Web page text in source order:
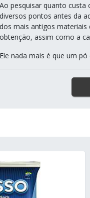
Ao pesquisar quanto
diversos pontos antes da
dos mais antigos
obtenção, assim como a
Ele nada mais é que um